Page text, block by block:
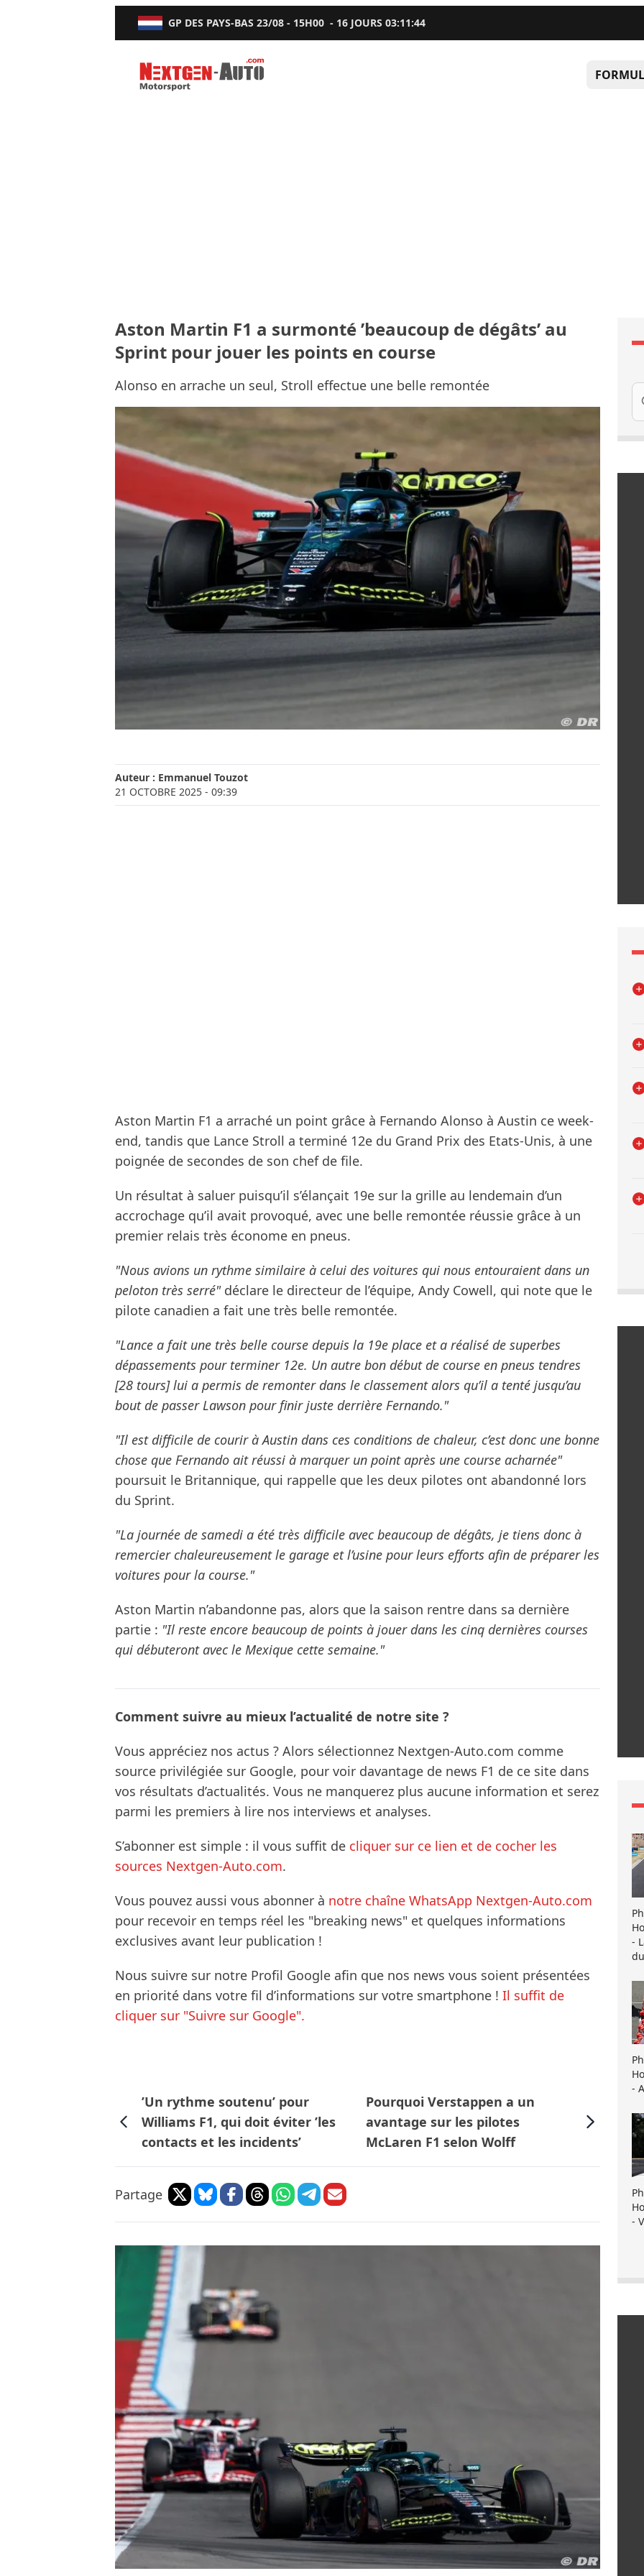
GP DES PAYS-BAS 23/08 - 15H00 - 16 JOURS03:11:43
Nextgen-Auto.com
Aston Martin F1 a surmonté ’beaucoup de dégâts’ au
Sprint pour jouer les points en course
Alonso en arrache un seul, Stroll effectue une belle remontée
Auteur : Emmanuel Touzot
21 OCTOBRE 2025 - 09:39
Aston Martin F1 a arraché un point grâce à Fernando Alonso à Austin ce week-
end, tandis que Lance Stroll a terminé 12e du Grand Prix des Etats-Unis, à une
poignée de secondes de son chef de file.
Un résultat à saluer puisqu’il s’élançait 19e sur la grille au lendemain d’un
accrochage qu’il avait provoqué, avec une belle remontée réussie grâce à un
premier relais très économe en pneus.
"Nous avions un rythme similaire à celui des voitures qui nous entouraient dans un
peloton très serré"déclare le directeur de l’équipe, Andy Cowell, qui note que le
pilote canadien a fait une très belle remontée.
"Lance a fait une très belle course depuis la 19e place et a réalisé de superbes
dépassements pour terminer 12e. Un autre bon début de course en pneus tendres
[28 tours] lui a permis de remonter dans le classement alors qu’il a tenté jusqu’au
bout de passer Lawson pour finir juste derrière Fernando."
"Il est difficile de courir à Austin dans ces conditions de chaleur, c’est donc une bonne
chose que Fernando ait réussi à marquer un point après une course acharnée"
poursuit le Britannique, qui rappelle que les deux pilotes ont abandonné lors
du Sprint.
"La journée de samedi a été très difficile avec beaucoup de dégâts, je tiens donc à
remercier chaleureusement le garage et l’usine pour leurs efforts afin de préparer les
voitures pour la course."
Aston Martin n’abandonne pas, alors que la saison rentre dans sa dernière
partie : "Il reste encore beaucoup de points à jouer dans les cinq dernières courses
qui débuteront avec le Mexique cette semaine."
Comment suivre au mieux l’actualité de notre site ?
Vous appréciez nos actus ? Alors sélectionnez Nextgen-Auto.com comme
source privilégiée sur Google, pour voir davantage de news F1 de ce site dans
vos résultats d’actualités. Vous ne manquerez plus aucune information et serez
parmi les premiers à lire nos interviews et analyses.
S’abonner est simple : il vous suffit de cliquer sur ce lien et de cocher les
sources Nextgen-Auto.com.
Vous pouvez aussi vous abonner à notre chaîne WhatsApp Nextgen-Auto.com
pour recevoir en temps réel les "breaking news" et quelques informations
exclusives avant leur publication !
Nous suivre sur notre Profil Google afin que nos news vous soient présentées
en priorité dans votre fil d’informations sur votre smartphone ! Il suffit de
cliquer sur "Suivre sur Google".
’Un rythme soutenu’ pour
Williams F1, qui doit éviter ’les
contacts et les incidents’
Pourquoi Verstappen a un
avantage sur les pilotes
McLaren F1 selon Wolff
Partage
-
-
-